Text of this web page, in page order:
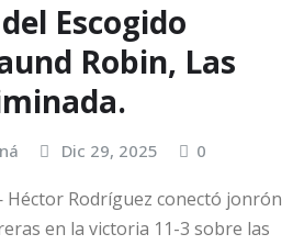
Escogido
Robin, Las
Dic 29, 2025 0
Héctor Rodríguez conectó jonrón
en la victoria 11-3 sobre las